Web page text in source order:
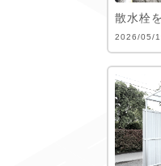
散水栓
2026/05/